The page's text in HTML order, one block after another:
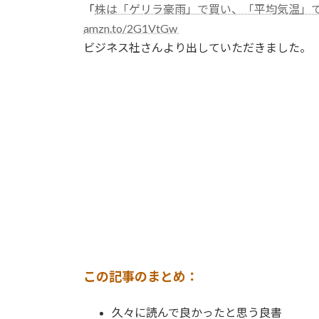
「株は「ゲリラ豪雨」で買い、「平均気温」
amzn.to/2G1VtGw
ビジネス社さんより出していただきました。
この記事のまとめ：
久々に読んで良かったと思う良書